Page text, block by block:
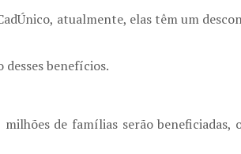
atualmente, elas têm um
benefícios.
de famílias serão beneficiadas,